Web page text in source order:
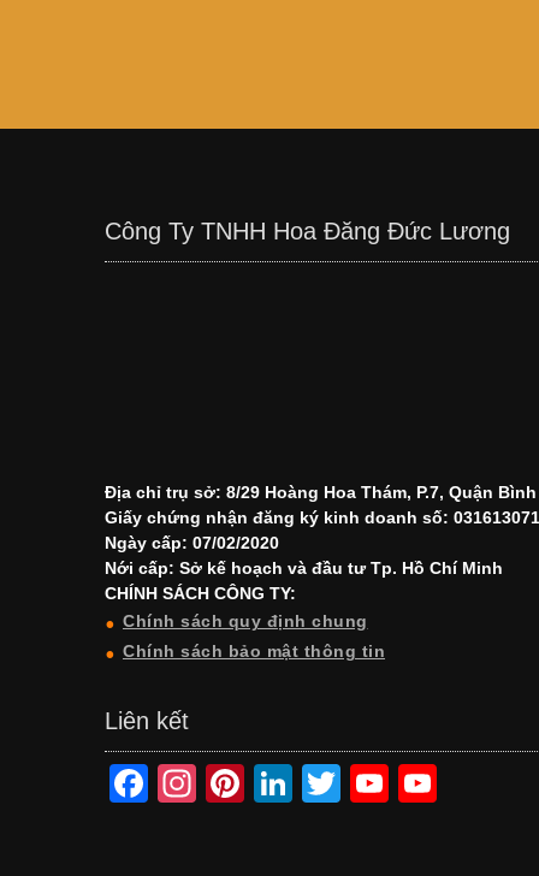
Công Ty TNHH Hoa Đăng Đức Lương
Địa chỉ trụ sở: 8/29 Hoàng Hoa Thám, P.7, Quận Bình
Giấy chứng nhận đăng ký kinh doanh số:
Ngày cấp: 07/02/2020
Nới cấp: Sở kế hoạch và đầu tư Tp. Hồ Chí Minh
CHÍNH SÁCH CÔNG TY:
Chính sách quy định chung
Chính sách bảo mật thông tin
Liên kết
F
In
Pi
Li
T
Y